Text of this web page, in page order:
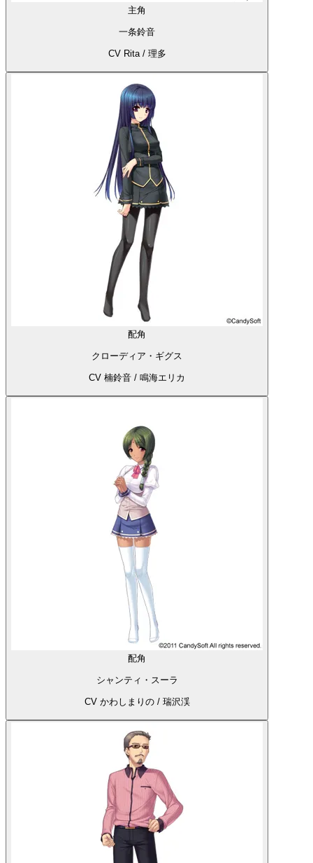
主角
一条鈴音
CV Rita / 理多
配角
クローディア・ギグス
CV 楠鈴音 / 鳴海エリカ
配角
シャンティ・スーラ
CV かわしまりの / 瑞沢渓